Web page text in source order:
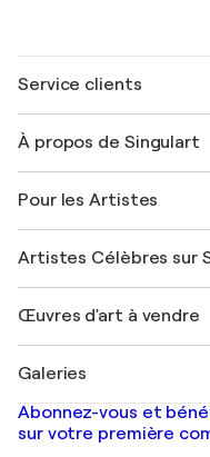
Service clients
Expédition
Offrir une carte cadeau
Rejoignez notre
Mon compte
+33 1 76 44 06 42
À propos de Singulart
FAQ
Magazine Singulart
Emplois
Découvrez une
Pour les Artistes
Se connecter en tant
Artistes Célèbres sur
Marc Chagall
Banksy
Mr. Brainwash
Shepard Fairey
Œuvres d'art à vendre
Tableaux abstraits à
Peintures de paysage
Estampes
Galeries
Galeries d'art en France
Galeries d'art en
Abonnez-vous et
sur votre première